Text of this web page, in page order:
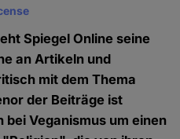
Spiegel Online seine
an Artikeln und
mit dem Thema
der Beiträge ist
Veganismus um einen